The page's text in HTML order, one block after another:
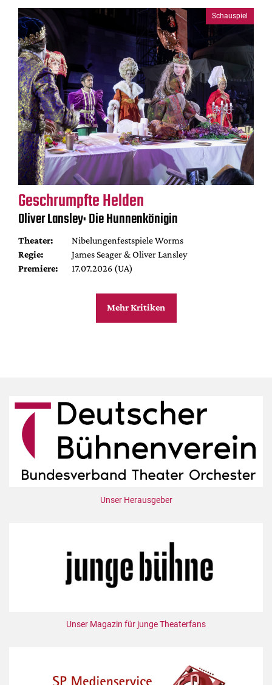
Schauspiel
Geschrumpfte Helden
Oliver Lansley: Die Hunnenkönigin
Theater:
Nibelungenfestspiele Worms
Regie:
James Seager & Oliver Lansley
Premiere:
17.07.2026 (UA)
Mehr Kritiken
Unser Herausgeber
Unser Magazin für junge Theaterfans